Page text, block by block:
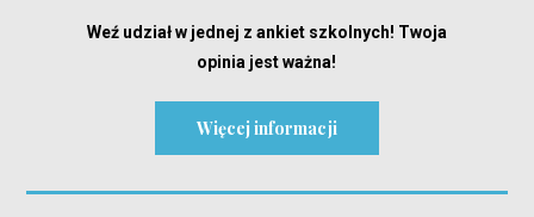
Weź udział w jednej z ankiet szkolnych! Twoja
opinia jest ważna!
Więcej informacji